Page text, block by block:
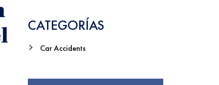
CATEGORÍAS
Car Accidents